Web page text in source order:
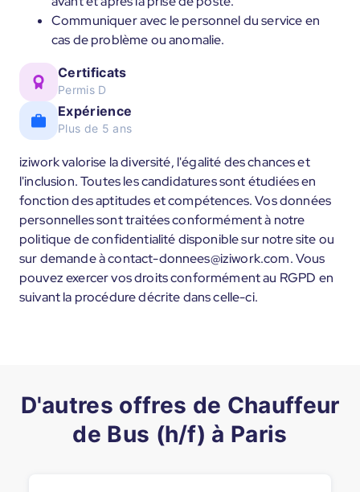
Communiquer avec le personnel du service en
cas de problème ou anomalie.
Certificats
Permis D
Expérience
Plus de 5 ans
iziwork valorise la diversité, l'égalité des chances et
l'inclusion. Toutes les candidatures sont étudiées en
fonction des aptitudes et compétences. Vos données
personnelles sont traitées conformément à notre
politique de confidentialité disponible sur notre site ou
sur demande à contact-donnees@iziwork.com. Vous
pouvez exercer vos droits conformément au RGPD en
suivant la procédure décrite dans celle-ci.
D'autres offres de Chauffeur
de Bus (h/f) à Paris